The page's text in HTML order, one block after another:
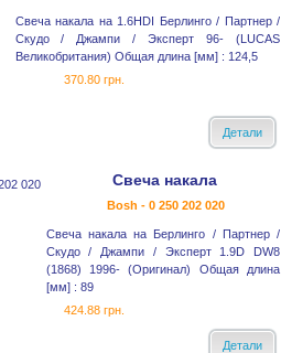
Свеча накала на 1.6HDI Берлинго / Партнер /
Скудо / Джампи / Эксперт 96- (LUCAS
Великобритания) Общая длина [мм] : 124,5
370.80 грн.
Детали
Свеча накала
Bosh - 0 250 202 020
Свеча накала на Берлинго / Партнер /
Скудо / Джампи / Эксперт 1.9D DW8
(1868) 1996- (Оригинал) Общая длина
[мм] : 89
424.88 грн.
Детали